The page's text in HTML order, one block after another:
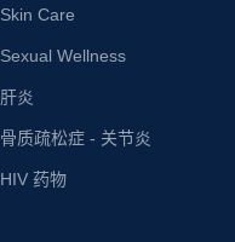
Skin Care
Sexual Wellness
肝炎
骨质疏松症 - 关节炎
HIV 药物